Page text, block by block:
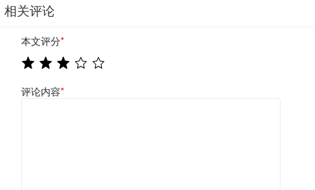
相关评论
本文评分*
评论内容*